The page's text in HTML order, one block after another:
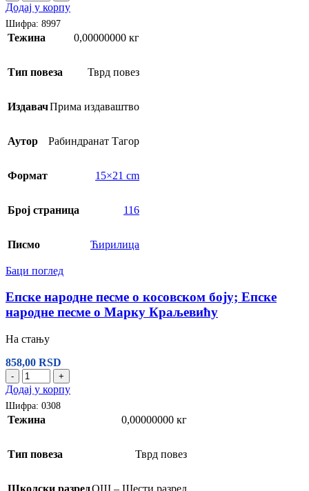
Додај у корпу
Шифра: 8997
Тежина 0,00000000 кг
Тип повеза Тврд повез
ИздавачПрима издаваштво
Аутор Рабиндранат Тагор
Формат 15×21 cm
Број страница 116
Писмо Ћирилица
Баци поглед
Епске народне песме о косовском боју; Епске
народне песме о Марку Краљевићу
На стању
858,00 RSD
- +
Додај у корпу
Шифра: 0308
Тежина 0,00000000 кг
Тип повеза Тврд повез